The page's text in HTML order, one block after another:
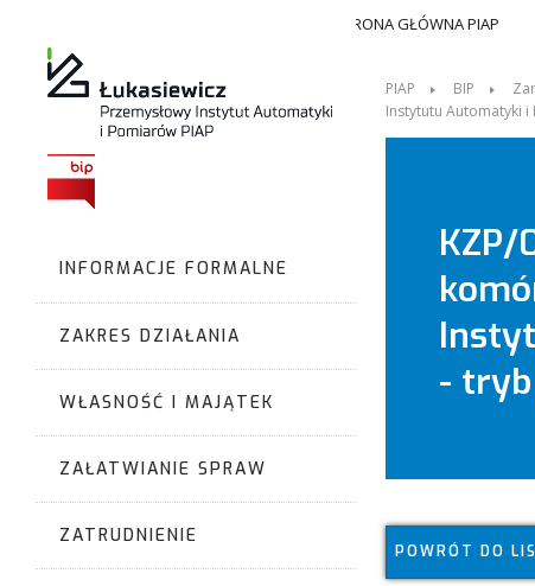
INFORMACJE FORMALNE
ZAKRES DZIAŁANIA
WŁASNOŚĆ I MAJĄTEK
ZAŁATWIANIE SPRAW
ZATRUDNIENIE
STRONA GŁÓWNA PIAP
PIAP BIP
Instytutu Automatyki
KZP/
-
POWRÓT DO